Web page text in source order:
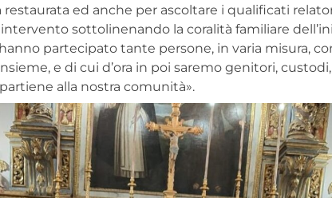
ed anche per ascoltare i qualificati
intervento sottolinenando la coralità familiare
partecipato tante persone, in varia misura,
e di cui d’ora in poi saremo genitori,
alla nostra comunità».